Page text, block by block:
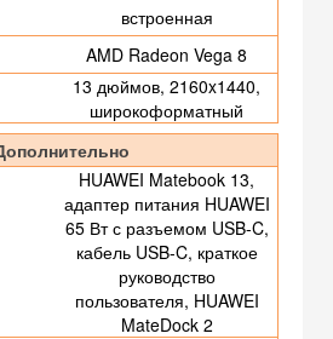
встроенная
AMD Radeon Vega 8
13 дюймов, 2160x1440,
широкоформатный
HUAWEI Matebook 13,
адаптер питания HUAWEI
65 Вт с разъемом USB-C,
кабель USB-C, краткое
руководство
пользователя, HUAWEI
MateDock 2